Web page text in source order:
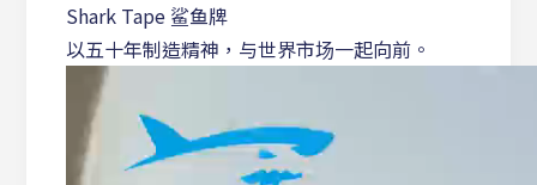
Shark Tape 鲨鱼牌
以五十年制造精神，与世界市场一起向前。